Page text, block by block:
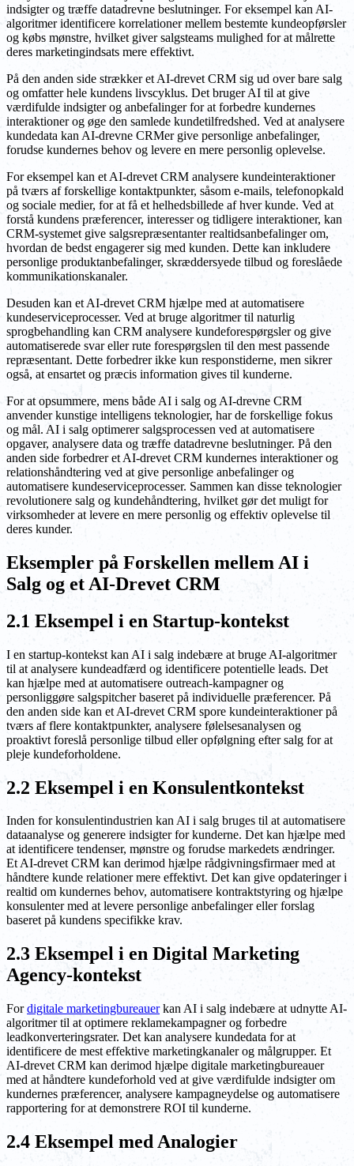
indsigter og træffe datadrevne beslutninger. For eksempel kan AI-
algoritmer identificere korrelationer mellem bestemte kundeopførsler
og købs mønstre, hvilket giver salgsteams mulighed for at målrette
deres marketingindsats mere effektivt.
På den anden side strækker et AI-drevet CRM sig ud over bare salg
og omfatter hele kundens livscyklus. Det bruger AI til at give
værdifulde indsigter og anbefalinger for at forbedre kundernes
interaktioner og øge den samlede kundetilfredshed. Ved at analysere
kundedata kan AI-drevne CRMer give personlige anbefalinger,
forudse kundernes behov og levere en mere personlig oplevelse.
For eksempel kan et AI-drevet CRM analysere kundeinteraktioner
på tværs af forskellige kontaktpunkter, såsom e-mails, telefonopkald
og sociale medier, for at få et helhedsbillede af hver kunde. Ved at
forstå kundens præferencer, interesser og tidligere interaktioner, kan
CRM-systemet give salgsrepræsentanter realtidsanbefalinger om,
hvordan de bedst engagerer sig med kunden. Dette kan inkludere
personlige produktanbefalinger, skræddersyede tilbud og foreslåede
kommunikationskanaler.
Desuden kan et AI-drevet CRM hjælpe med at automatisere
kundeserviceprocesser. Ved at bruge algoritmer til naturlig
sprogbehandling kan CRM analysere kundeforespørgsler og give
automatiserede svar eller rute forespørgslen til den mest passende
repræsentant. Dette forbedrer ikke kun responstiderne, men sikrer
også, at ensartet og præcis information gives til kunderne.
For at opsummere, mens både AI i salg og AI-drevne CRM
anvender kunstige intelligens teknologier, har de forskellige fokus
og mål. AI i salg optimerer salgsprocessen ved at automatisere
opgaver, analysere data og træffe datadrevne beslutninger. På den
anden side forbedrer et AI-drevet CRM kundernes interaktioner og
relationshåndtering ved at give personlige anbefalinger og
automatisere kundeserviceprocesser. Sammen kan disse teknologier
revolutionere salg og kundehåndtering, hvilket gør det muligt for
virksomheder at levere en mere personlig og effektiv oplevelse til
deres kunder.
Eksempler på Forskellen mellem AI i
Salg og et AI-Drevet CRM
2.1 Eksempel i en Startup-kontekst
I en startup-kontekst kan AI i salg indebære at bruge AI-algoritmer
til at analysere kundeadfærd og identificere potentielle leads. Det
kan hjælpe med at automatisere outreach-kampagner og
personliggøre salgspitcher baseret på individuelle præferencer. På
den anden side kan et AI-drevet CRM spore kundeinteraktioner på
tværs af flere kontaktpunkter, analysere følelsesanalysen og
proaktivt foreslå personlige tilbud eller opfølgning efter salg for at
pleje kundeforholdene.
2.2 Eksempel i en Konsulentkontekst
Inden for konsulentindustrien kan AI i salg bruges til at automatisere
dataanalyse og generere indsigter for kunderne. Det kan hjælpe med
at identificere tendenser, mønstre og forudse markedets ændringer.
Et AI-drevet CRM kan derimod hjælpe rådgivningsfirmaer med at
håndtere kunde relationer mere effektivt. Det kan give opdateringer i
realtid om kundernes behov, automatisere kontraktstyring og hjælpe
konsulenter med at levere personlige anbefalinger eller forslag
baseret på kundens specifikke krav.
2.3 Eksempel i en Digital Marketing
Agency-kontekst
Fordigitale marketingbureauerkan AI i salg indebære at udnytte AI-
algoritmer til at optimere reklamekampagner og forbedre
leadkonverteringsrater. Det kan analysere kundedata for at
identificere de mest effektive marketingkanaler og målgrupper. Et
AI-drevet CRM kan derimod hjælpe digitale marketingbureauer
med at håndtere kundeforhold ved at give værdifulde indsigter om
kundernes præferencer, analysere kampagneydelse og automatisere
rapportering for at demonstrere ROI til kunderne.
2.4 Eksempel med Analogier